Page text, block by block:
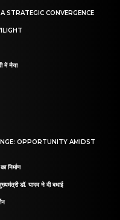
STRATEGIC CONVERGENCE
में नैया
OPPORTUNITY AMIDST
निर्माण
डॉ. यादव ने दी बधाई